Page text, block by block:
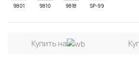
9801 9810 9818 SP-99
Купить на